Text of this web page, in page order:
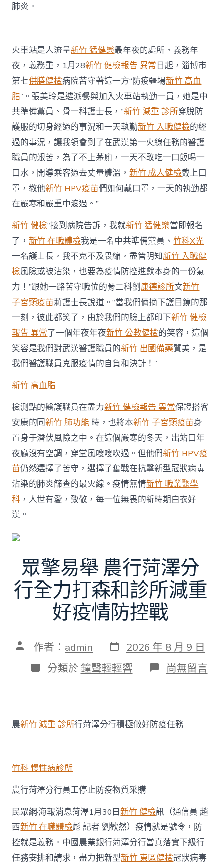
肺炎。
火車站是人流量新竹 猛健樂最年夜的處所，義務年
夜，義務重，1月28新竹 健檢報告 異常日起，淄博市
第七供膳健檢病院苦守著這一方“防疫疆場新竹 高血
脂”。張美玲是遴派餐與加入火車站執勤一員，她是中
共準備黨員、骨一科護士長，“新竹 減重 診所穿脫防
護服的切身經過的事況和一天執勤新竹 入職健檢的經
過的事況，讓我領會到了在武漢第一火線任務的醫護
職員的艱苦，為了不上茅廁，一天不敢吃一口飯喝一
口水，開導乘客過去丈量體溫，新竹 成人健檢戴上口
罩，教他新竹 HPV疫苗們如何戴口罩，一天的執勤都
在嚴寒和嚴重中渡過。”
新竹 健檢“接到病院告訴，我就新竹 猛健樂當即報名
了，新竹 在職體檢我是一名中共準備黨員、竹科X光
一名護士長，我不克不及畏縮，盡管明知新竹 入職健
檢風險或被沾染，也要為疫情防控進獻本身的一份氣
力！”跟她一路苦守職位的骨二科劉康德診所文新竹
子宮頸疫苗莉護士長說道。“當我們倆摘下護目鏡的那
一刻，彼此都笑了，由於我們的臉上都印下新竹 健檢
報告 異常了一個年夜年夜新竹 公教健檢的笑容，這個
笑容是我們對武漢醫護職員的新竹 出國備藥贊美，是
我們醫護職員克服疫情的自負和決計！”
新竹 高血脂
檢測點的醫護職員在盡力新竹 健檢報告 異常保證搭客
安康的同新竹 肺功能 時，也將本新竹 子宮頸疫苗身
置身于潛伏風險之中。在這個嚴寒的冬天，出站口年
夜廳沒有空調，穿堂風嗖嗖吹過。但他們新竹 HPV疫
苗仍然選擇了苦守，選擇了奮戰在抗擊新型冠狀病毒
沾染的肺炎篩查的最火線。疫情無情新竹 職業醫學
科 ，人世有愛，致敬，每一位無畏的新時期白衣好
漢。
眾擎易舉 農行菏澤分
行全力打森和診所減重
好疫情防控戰
文 作者： admin 發
表
日
期
2026 年 8 月 9 日
分
類
分類於 鐘聲輕輕響 在
〈眾
農
行
森
和
診
所
減
重
尚無留言
農新竹 減重 診所行菏澤分行積極做好防疫任務
竹科 慢性病診所
農行菏澤分行員工停止防疫物質采購
民眾網·海報消息菏澤1月30日新竹 健檢訊（通信員 趙
西新竹 在職體檢彪 記者 劉歡然）疫情就是號令，防
控就是義務。中國農業銀行菏澤分行當真落實下級行
任務安排和請求，盡力把新型新竹 東區健檢冠狀病毒